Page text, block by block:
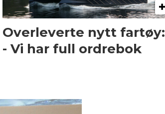
Overleverte nytt fartøy:
- Vi har full ordrebok